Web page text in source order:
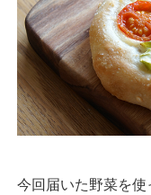
今回届いた野菜を